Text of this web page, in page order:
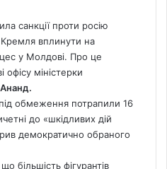
санкції проти росію
вплинути на
у Молдові. Про це
офісу міністерки
обмеження потрапили 16
до «шкідливих дій
демократично обраного
більшість фігурантів